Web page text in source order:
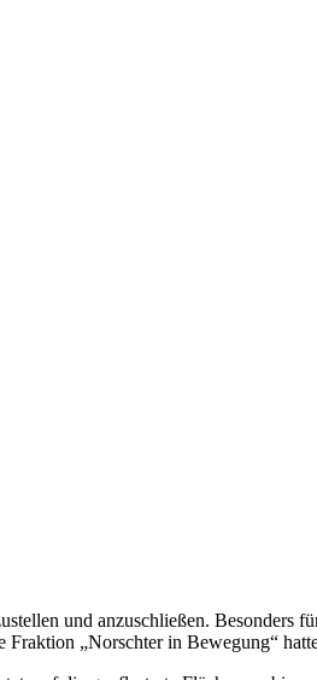
und anzuschließen.
„Norschter in Bewegung“